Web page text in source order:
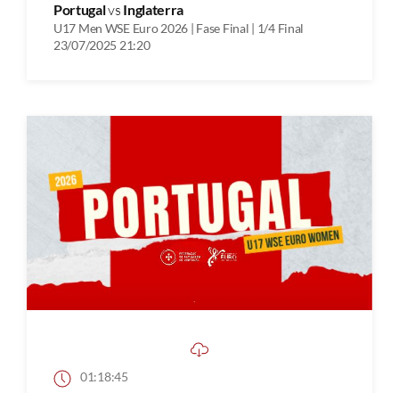
Portugalvs Inglaterra
U17 Men WSE Euro 2026 | Fase Final | 1/4 Final
23/07/2025 21:20
01:18:45